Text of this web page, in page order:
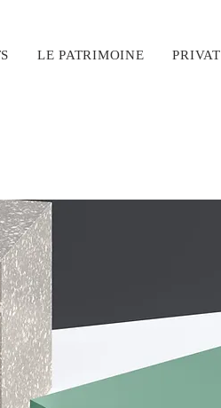
LE PATRIMOINE